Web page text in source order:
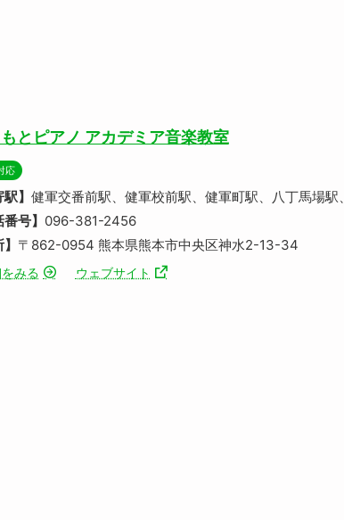
もとピアノ アカデミア音楽教室
応
】 健軍交番前駅、健軍校前駅、健軍町駅、八丁馬場駅
号】 096-381-2456
〒862-0954 熊本県熊本市中央区神水2-13-34
みる ウェブサイト